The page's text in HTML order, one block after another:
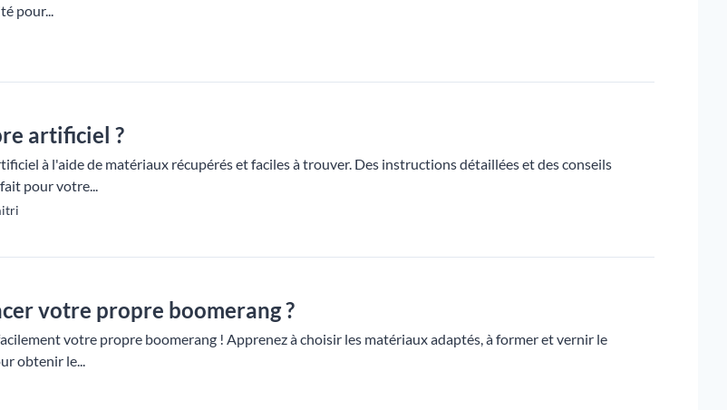
pour...
artificiel ?
à l'aide de matériaux récupérés et faciles à trouver. Des instructions détaillées et des conseils
pour votre...
votre propre boomerang ?
votre propre boomerang ! Apprenez à choisir les matériaux adaptés, à former et vernir le
obtenir le...